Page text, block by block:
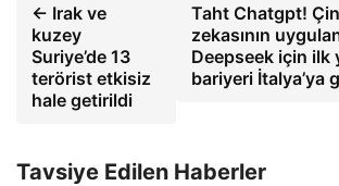
← Irak ve
kuzey
Suriye’de 13
terörist etkisiz
hale getirildi
Taht Chatgpt!
zekasının
Deepseek için ilk
bariyeri İtalya’ya
Tavsiye Edilen Haberler